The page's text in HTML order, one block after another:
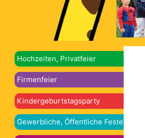
Hochzeiten, Privatfeier
Firmenfeier
Kindergeburtstagsparty
Gewerbliche, Öffentliche Feste